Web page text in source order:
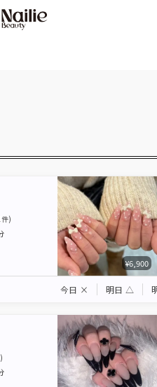
件)
¥6,900
今日 × 明日 △